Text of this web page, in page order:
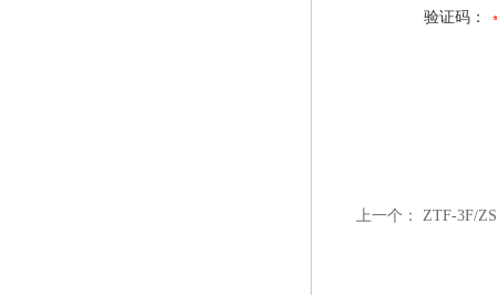
验证码：
上一个： ZTF-3F/